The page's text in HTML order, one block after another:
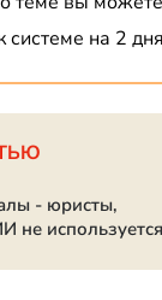
системе на 2
- юристы,
не